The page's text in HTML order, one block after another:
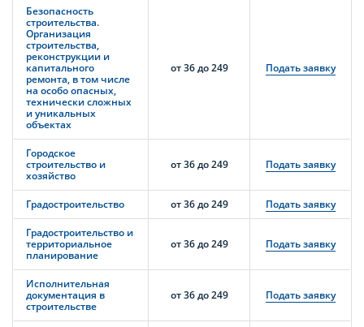
Безопасность
строительства.
Организация
строительства,
реконструкции и
капитального
ремонта, в том числе
на особо опасных,
технически сложных
и уникальных
объектах
от 36 до 249 Подать заявку
Городское
строительство и
хозяйство
от 36 до 249 Подать заявку
Градостроительство от 36 до 249 Подать заявку
Градостроительство и
территориальное
планирование
от 36 до 249 Подать заявку
Исполнительная
документация в
строительстве
от 36 до 249 Подать заявку